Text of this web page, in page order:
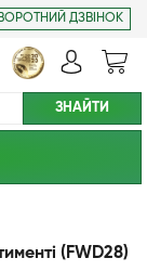
ДЗВІНОК
(FWD28)